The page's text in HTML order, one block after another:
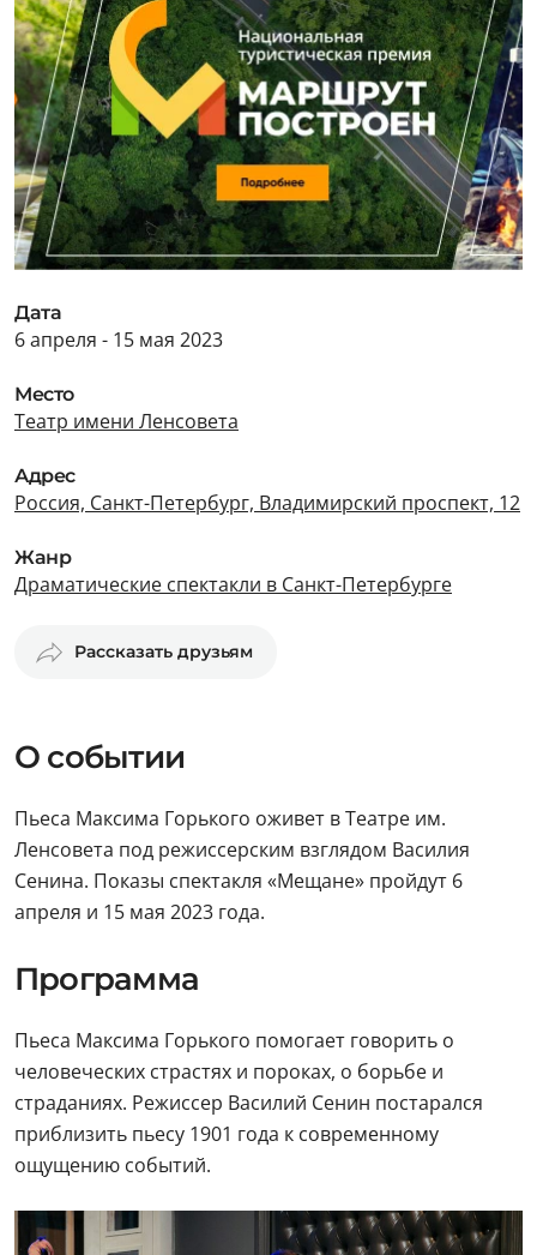
Дата
6 апреля - 15 мая 2023
Место
Театр имени Ленсовета
Адрес
Россия, Санкт-Петербург, Владимирский проспект, 12
Жанр
Драматические спектакли в Санкт-Петербурге
Рассказать друзьям
О событии
Пьеса Максима Горького оживет в Театре им.
Ленсовета под режиссерским взглядом Василия
Сенина. Показы спектакля «Мещане» пройдут 6
апреля и 15 мая 2023 года.
Программа
Пьеса Максима Горького помогает говорить о
человеческих страстях и пороках, о борьбе и
страданиях. Режиссер Василий Сенин постарался
приблизить пьесу 1901 года к современному
ощущению событий.